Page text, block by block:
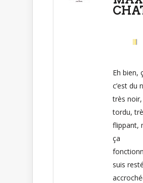
Eh bien,
c’est du
très
tordu,
flippant,
ça
suis